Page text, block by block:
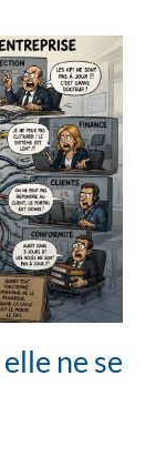
ne se